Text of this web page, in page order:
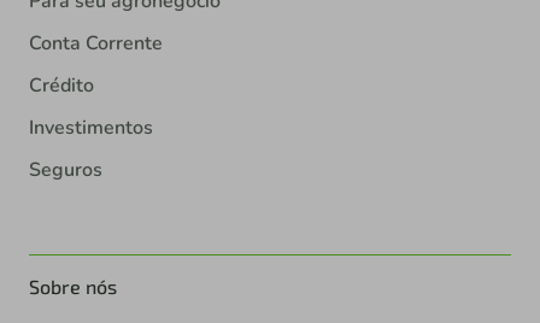
Conta Corrente
Crédito
Investimentos
Seguros
Sobre nós